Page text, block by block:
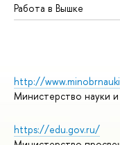
Работа в Вышке
http://
Министерство науки
https://edu.gov.ru/